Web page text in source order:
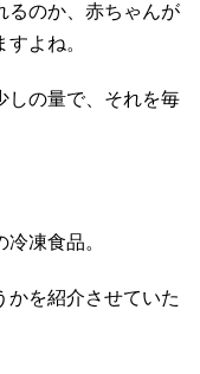
るのか、赤ちゃんが
よね。
しの量で、それを毎
凍食品。
かを紹介させていた